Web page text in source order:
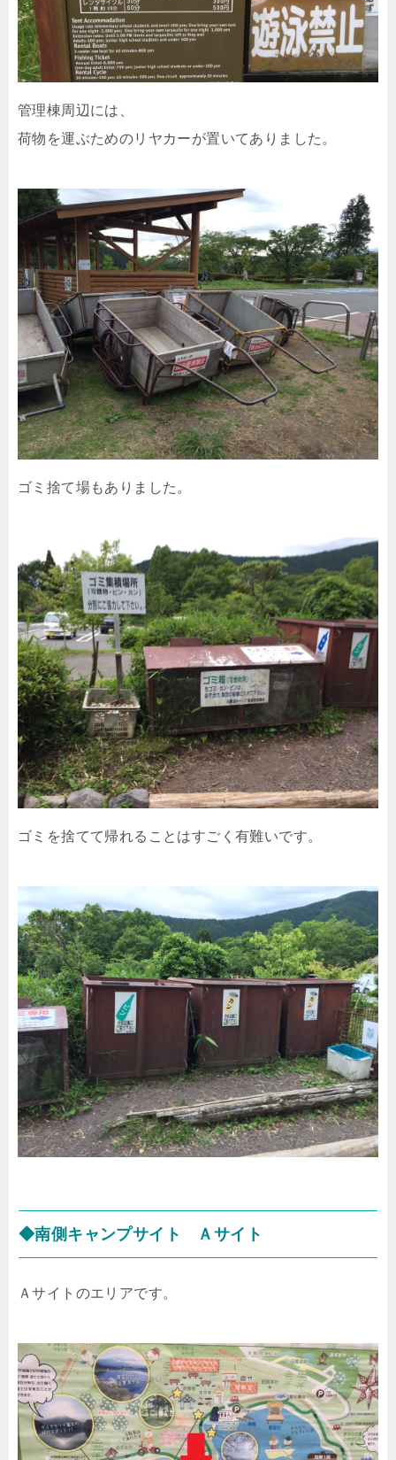
管理棟周辺には、
荷物を運ぶためのリヤカーが置いてありました。
ゴミ捨て場もありました。
ゴミを捨てて帰れることはすごく有難いです。
◆南側キャンプサイト Ａサイト
Ａサイトのエリアです。